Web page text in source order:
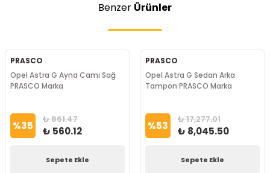
Benzer Ürünler
PRASCO
Opel Astra G Ayna Camı Sağ
PRASCO Marka
%35 ₺ 861.47
₺ 560.12
Sepete Ekle
PRASCO
Opel Astra G Sedan Arka
Tampon PRASCO Marka
%53 ₺ 17,277.01
₺ 8,045.50
Sepete Ekle